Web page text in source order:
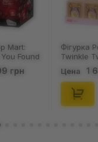
Фігурка Pop Mart:
Twinkle Twinkle: Light
Up: Scene Sets Series
(Blind Box: 1 з 10)
Цена 1 699 грн